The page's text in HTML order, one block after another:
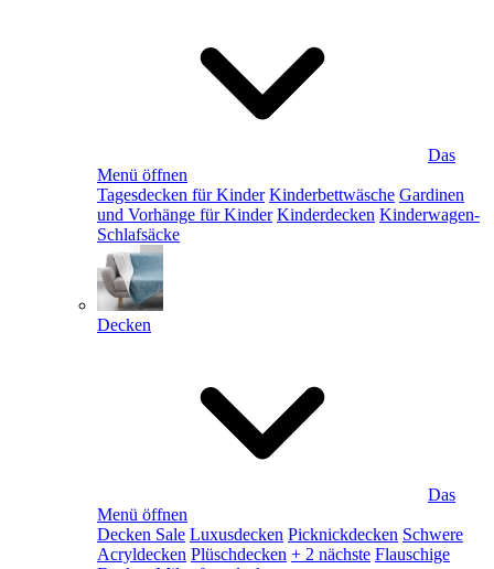
Das
Menü öffnen
Tagesdecken für Kinder Kinderbettwäsche Gardinen
und Vorhänge für Kinder Kinderdecken Kinderwagen-
Schlafsäcke
Decken
Das
Menü öffnen
Decken Sale Luxusdecken Picknickdecken Schwere
Acryldecken Plüschdecken + 2 nächste Flauschige